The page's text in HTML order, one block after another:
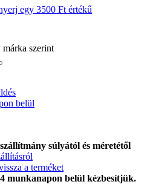
egy 3500 Ft értékű
márka szerint
belül
súlyától és méretétől
a terméket
munkanapon belül kézbesítjük.